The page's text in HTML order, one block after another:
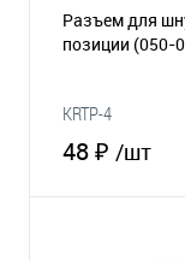
Разъем для
позиции (050-
KRTP-4
48 ₽ /шт